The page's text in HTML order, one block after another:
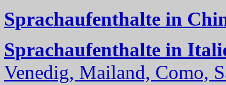
Sprachaufenthalte in
Sprachaufenthalte in
Venedig, Mailand, Como,